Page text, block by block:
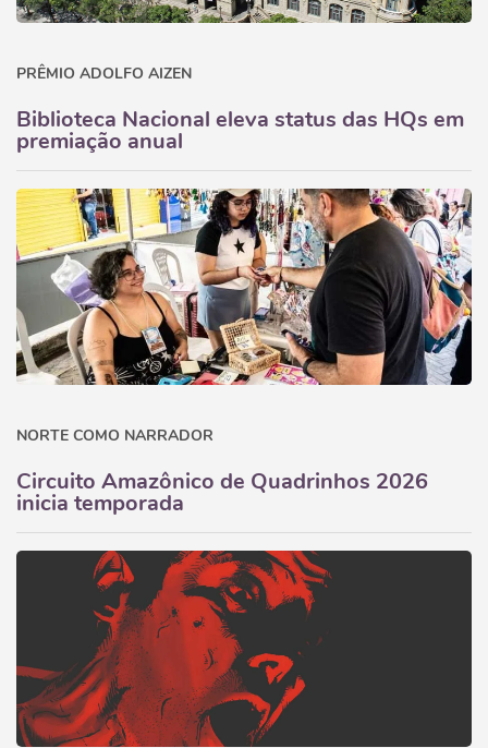
PRÊMIO ADOLFO AIZEN
Biblioteca Nacional eleva status das HQs em
premiação anual
NORTE COMO NARRADOR
Circuito Amazônico de Quadrinhos 2026
inicia temporada